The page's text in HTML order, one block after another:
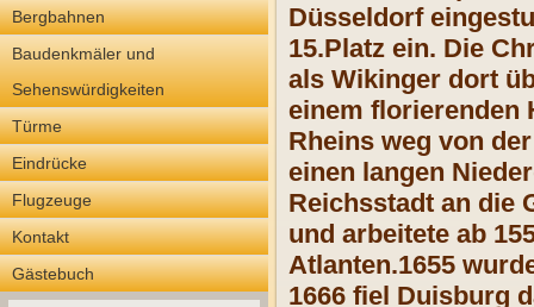
Bergbahnen
Baudenkmäler und
Sehenswürdigkeiten
Türme
Eindrücke
Flugzeuge
Kontakt
Gästebuch
Düsseldorf
15.Platz ein. Die
als Wikinger dort
einem florierenden
Rheins weg von
einen langen
Reichsstadt an die
und arbeitete ab
Atlanten.1655
1666 fiel Duisburg